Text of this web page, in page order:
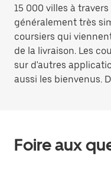
15 000 villes à
généralement très
coursiers qui
de la livraison. Les
sur d'autres
aussi les bienvenus.
Foire aux